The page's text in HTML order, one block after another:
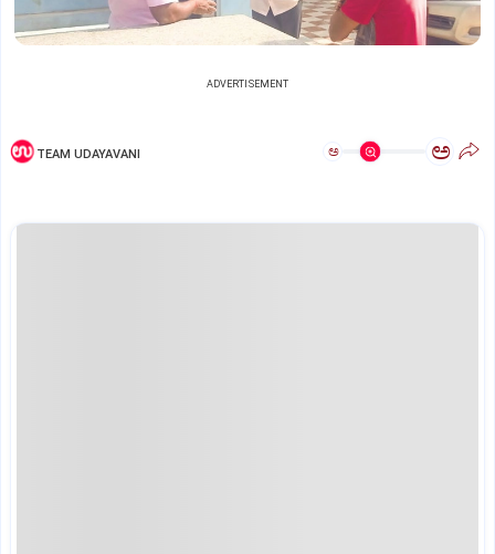
ADVERTISEMENT
TEAM UDAYAVANI ಅ ಅ